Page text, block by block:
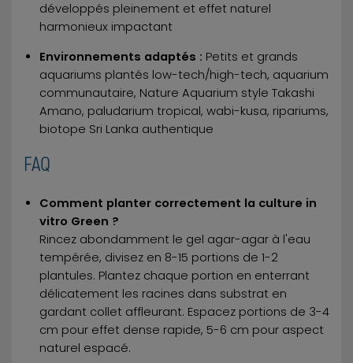
développés pleinement et effet naturel
harmonieux impactant
Environnements adaptés : Petits et grands
aquariums plantés low-tech/high-tech, aquarium
communautaire, Nature Aquarium style Takashi
Amano, paludarium tropical, wabi-kusa, ripariums,
biotope Sri Lanka authentique
FAQ
Comment planter correctement la culture in
vitro Green ?
Rincez abondamment le gel agar-agar à l'eau
tempérée, divisez en 8-15 portions de 1-2
plantules. Plantez chaque portion en enterrant
délicatement les racines dans substrat en
gardant collet affleurant. Espacez portions de 3-4
cm pour effet dense rapide, 5-6 cm pour aspect
naturel espacé.